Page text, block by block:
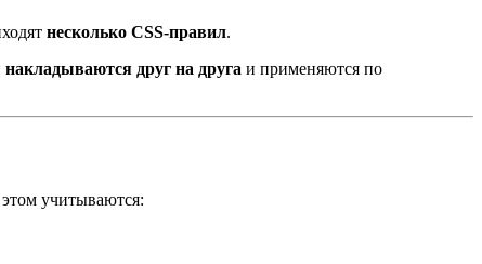
несколько CSS-правил.
накладываются друг на друга и применяются по
учитываются: